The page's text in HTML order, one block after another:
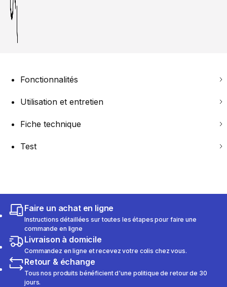
Fonctionnalités
Utilisation et entretien
Fiche technique
Test
Faire un achat en ligne
Instructions détaillées sur toutes les étapes pour faire une
commande en ligne
Livraison à domicile
Commandez en ligne et recevez votre colis chez vous.
Retour & échange
Tous nos produits bénéficient d'une politique de retour de 30
jours.